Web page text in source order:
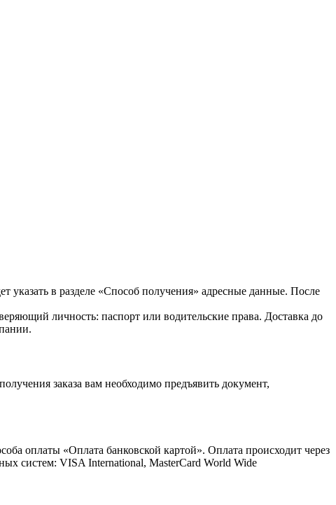
указать в разделе «Способ получения» адресные данные. После
личность: паспорт или водительские права. Доставка до
заказа вам необходимо предъявить документ,
оплаты «Оплата банковской картой». Оплата происходит через
систем: VISA International, MasterCard World Wide